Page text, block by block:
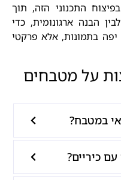
התכנוני הזה, תוך
הבנה ארגונומית, כדי
בתמונות, אלא פרקטי
על מטבחים
במטבח?
כיריים?